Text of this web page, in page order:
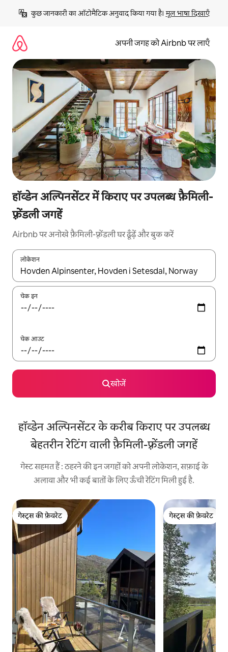
छोड़कर
कॉन्टेंट
कुछ जानकारी का ऑटोमैटिक अनुवाद किया गया है। मूल भाषा दिखाएँ
अपनी जगह को Airbnb पर लाएँ
हॉव्डेन अल्पिनसेंटर में किराए पर उपलब्ध फ़ैमिली-
फ़्रेंडली जगहें
Airbnb पर अनोखे फ़ैमिली-फ़्रेंडली घर ढूँढ़ें और बुक करें
लोकेशन
नतीजों के उपलब्ध होने पर, अप और डाउन 'ऐरो की' का इस्तेमाल करके नेविगेट
चेक इन
चेक आउट
खोजें
हॉव्डेन अल्पिनसेंटर के करीब किराए पर उपलब्ध
बेहतरीन रेटिंग वाली फ़ैमिली-फ़्रेंडली जगहें
गेस्ट सहमत हैं : ठहरने की इन जगहों को अपनी लोकेशन, सफ़ाई के
अलावा और भी कई बातों के लिए ऊँची रेटिंग मिली हुई है.
गेस्ट्स की फ़ेवरेट
गेस्ट्स की फ़ेवरेट
गेस्ट्स की फ़ेवरेट
गेस्ट्स की फ़ेवरेट